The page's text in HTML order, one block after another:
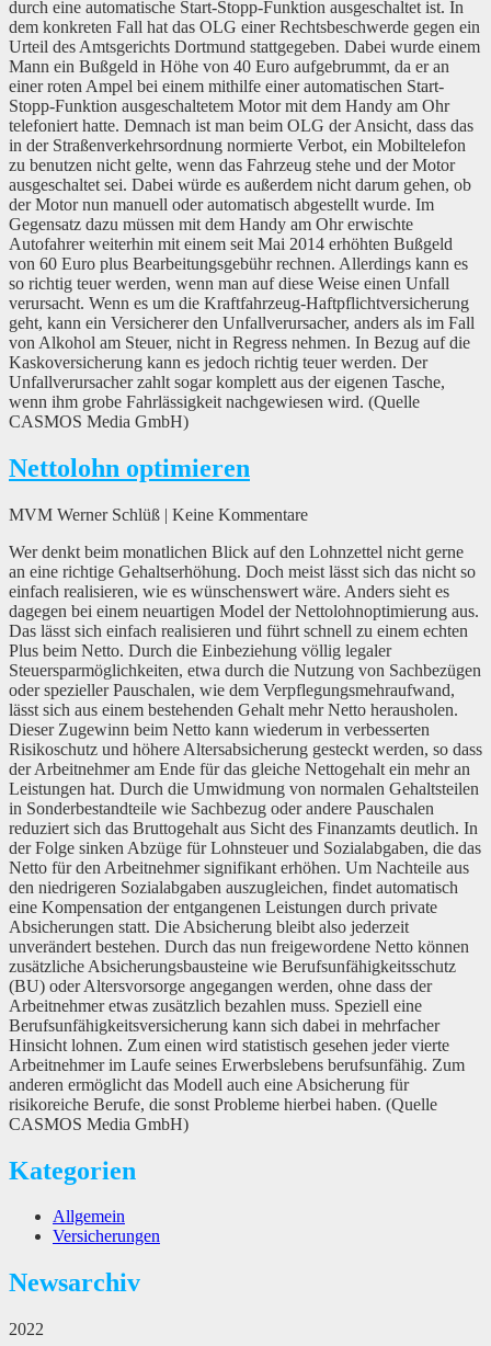
durch eine automatische Start-Stopp-Funktion ausgeschaltet ist. In
dem konkreten Fall hat das OLG einer Rechtsbeschwerde gegen ein
Urteil des Amtsgerichts Dortmund stattgegeben. Dabei wurde einem
Mann ein Bußgeld in Höhe von 40 Euro aufgebrummt, da er an
einer roten Ampel bei einem mithilfe einer automatischen Start-
Stopp-Funktion ausgeschaltetem Motor mit dem Handy am Ohr
telefoniert hatte. Demnach ist man beim OLG der Ansicht, dass das
in der Straßenverkehrsordnung normierte Verbot, ein Mobiltelefon
zu benutzen nicht gelte, wenn das Fahrzeug stehe und der Motor
ausgeschaltet sei. Dabei würde es außerdem nicht darum gehen, ob
der Motor nun manuell oder automatisch abgestellt wurde. Im
Gegensatz dazu müssen mit dem Handy am Ohr erwischte
Autofahrer weiterhin mit einem seit Mai 2014 erhöhten Bußgeld
von 60 Euro plus Bearbeitungsgebühr rechnen. Allerdings kann es
so richtig teuer werden, wenn man auf diese Weise einen Unfall
verursacht. Wenn es um die Kraftfahrzeug-Haftpflichtversicherung
geht, kann ein Versicherer den Unfallverursacher, anders als im Fall
von Alkohol am Steuer, nicht in Regress nehmen. In Bezug auf die
Kaskoversicherung kann es jedoch richtig teuer werden. Der
Unfallverursacher zahlt sogar komplett aus der eigenen Tasche,
wenn ihm grobe Fahrlässigkeit nachgewiesen wird. (Quelle
CASMOS Media GmbH)
Nettolohn optimieren
MVM Werner Schlüß | Keine Kommentare
Wer denkt beim monatlichen Blick auf den Lohnzettel nicht gerne
an eine richtige Gehaltserhöhung. Doch meist lässt sich das nicht so
einfach realisieren, wie es wünschenswert wäre. Anders sieht es
dagegen bei einem neuartigen Model der Nettolohnoptimierung aus.
Das lässt sich einfach realisieren und führt schnell zu einem echten
Plus beim Netto. Durch die Einbeziehung völlig legaler
Steuersparmöglichkeiten, etwa durch die Nutzung von Sachbezügen
oder spezieller Pauschalen, wie dem Verpflegungsmehraufwand,
lässt sich aus einem bestehenden Gehalt mehr Netto herausholen.
Dieser Zugewinn beim Netto kann wiederum in verbesserten
Risikoschutz und höhere Altersabsicherung gesteckt werden, so dass
der Arbeitnehmer am Ende für das gleiche Nettogehalt ein mehr an
Leistungen hat. Durch die Umwidmung von normalen Gehaltsteilen
in Sonderbestandteile wie Sachbezug oder andere Pauschalen
reduziert sich das Bruttogehalt aus Sicht des Finanzamts deutlich. In
der Folge sinken Abzüge für Lohnsteuer und Sozialabgaben, die das
Netto für den Arbeitnehmer signifikant erhöhen. Um Nachteile aus
den niedrigeren Sozialabgaben auszugleichen, findet automatisch
eine Kompensation der entgangenen Leistungen durch private
Absicherungen statt. Die Absicherung bleibt also jederzeit
unverändert bestehen. Durch das nun freigewordene Netto können
zusätzliche Absicherungsbausteine wie Berufsunfähigkeitsschutz
(BU) oder Altersvorsorge angegangen werden, ohne dass der
Arbeitnehmer etwas zusätzlich bezahlen muss. Speziell eine
Berufsunfähigkeitsversicherung kann sich dabei in mehrfacher
Hinsicht lohnen. Zum einen wird statistisch gesehen jeder vierte
Arbeitnehmer im Laufe seines Erwerbslebens berufsunfähig. Zum
anderen ermöglicht das Modell auch eine Absicherung für
risikoreiche Berufe, die sonst Probleme hierbei haben. (Quelle
CASMOS Media GmbH)
Kategorien
Allgemein
Versicherungen
Newsarchiv
2022